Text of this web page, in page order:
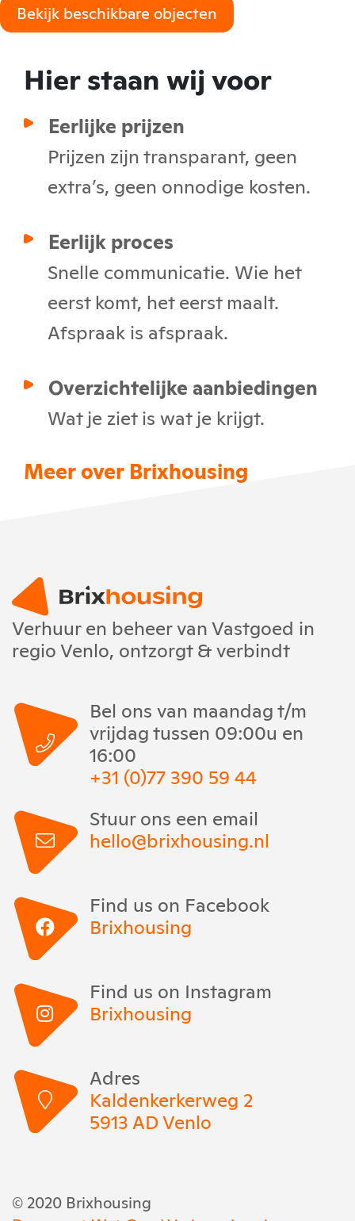
Bekijk beschikbare objecten
Hier staan wij voor
Eerlijke prijzen
Prijzen zijn transparant, geen
extra’s, geen onnodige kosten.
Eerlijk proces
Snelle communicatie. Wie het
eerst komt, het eerst maalt.
Afspraak is afspraak.
Overzichtelijke aanbiedingen
Wat je ziet is wat je krijgt.
Meer over Brixhousing
Verhuur en beheer van Vastgoed in
regio Venlo, ontzorgt & verbindt
Bel ons van maandag t/m
vrijdag tussen 09:00u en
16:00
+31 (0)77 390 59 44
Stuur ons een email
hello@brixhousing.nl
Find us on Facebook
Brixhousing
Find us on Instagram
Brixhousing
Adres
Kaldenkerkerweg 2
5913 AD Venlo
© 2020 Brixhousing